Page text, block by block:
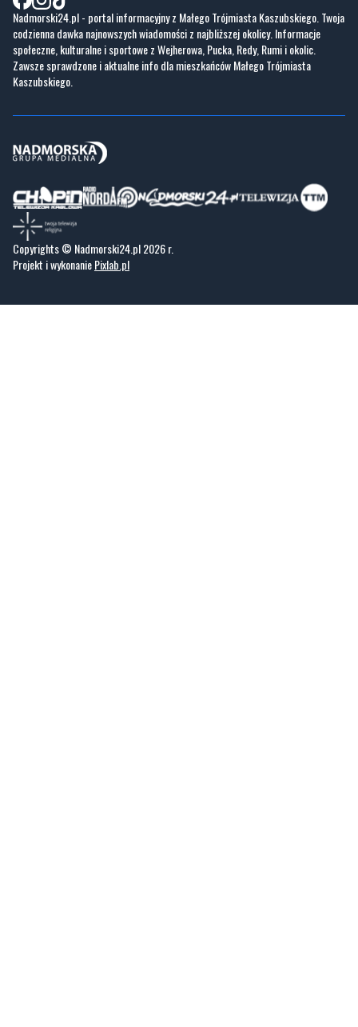
Nadmorski24.pl - portal informacyjny z Małego Trójmiasta Kaszubskiego. Twoja
codzienna dawka najnowszych wiadomości z najbliższej okolicy. Informacje
społeczne, kulturalne i sportowe z Wejherowa, Pucka, Redy, Rumi i okolic.
Zawsze sprawdzone i aktualne info dla mieszkańców Małego Trójmiasta
Kaszubskiego.
Copyrights © Nadmorski24.pl 2026 r.
Projekt i wykonaniePixlab.pl